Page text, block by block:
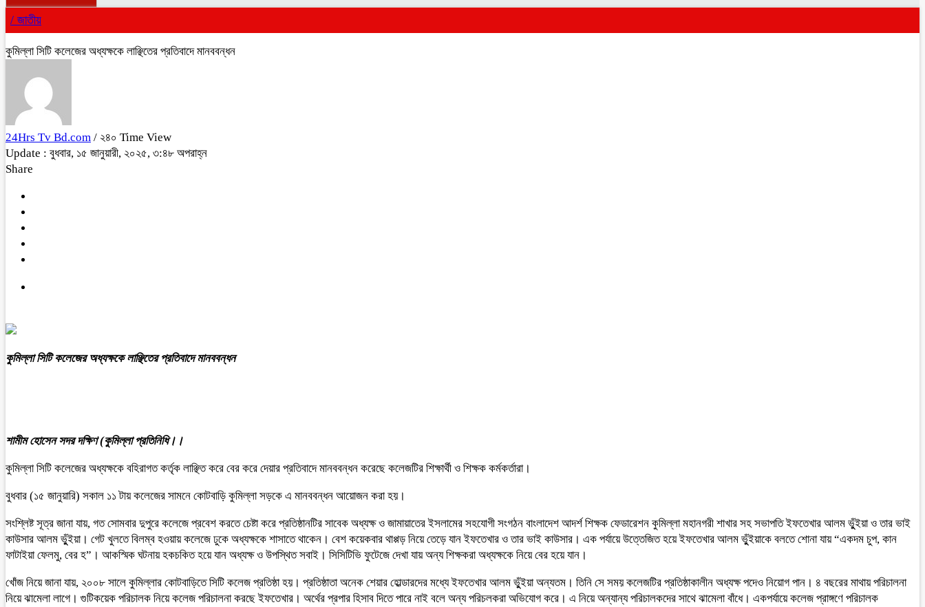
/ জাতীয়
কুমিল্লা সিটি কলেজের অধ্যক্ষকে লাঞ্ছিতের প্রতিবাদে মানববন্ধন
24Hrs Tv Bd.com / ২৪০ Time View
Update : বুধবার, ১৫ জানুয়ারী, ২০২৫, ৩:৪৮ অপরাহ্ন
Share
কুমিল্লা সিটি কলেজের অধ্যক্ষকে লাঞ্ছিতের প্রতিবাদে মানববন্ধন
শামীম হোসেন সদর দক্ষিণ (কুমিল্লা প্রতিনিধি।।
কুমিল্লা সিটি কলেজের অধ্যক্ষকে বহিরাগত কর্তৃক লাঞ্ছিত করে বের করে দেয়ার প্রতিবাদে মানববন্ধন করেছে কলেজটির শিক্ষার্থী ও শিক্ষক কর্মকর্তারা।
বুধবার (১৫ জানুয়ারি) সকাল ১১ টায় কলেজের সামনে কোটবাড়ি কুমিল্লা সড়কে এ মানববন্ধন আয়োজন করা হয়।
সংশ্লিষ্ট সূত্র জানা যায়, গত সোমবার দুপুরে কলেজে প্রবেশ করতে চেষ্টা করে প্রতিষ্ঠানটির সাবেক অধ্যক্ষ ও জামায়াতের ইসলামের সহযোগী সংগঠন বাংলাদেশ আদর্শ শিক্ষক ফেডারেশন কুমিল্লা মহানগরী শাখার সহ সভাপতি ইফতেখার আলম ভুুঁইয়া ও তার ভাই
কাউসার আলম ভুুঁইয়া। গেট খুলতে বিলম্ব হওয়ায় কলেজে ঢুকে অধ্যক্ষকে শাসাতে থাকেন। বেশ কয়েকবার থাপ্পড় নিয়ে তেড়ে যান ইফতেখার ও তার ভাই কাউসার। এক পর্যায়ে উত্তেজিত হয়ে ইফতেখার আলম ভুুঁইয়াকে বলতে শোনা যায় “একদম চুপ, কান
ফাটাইয়া ফেলমু, বের হ”। আকস্মিক ঘটনায় হকচকিত হয়ে যান অধ্যক্ষ ও উপস্থিত সবাই। সিসিটিভি ফুটেজে দেখা যায় অন্য শিক্ষকরা অধ্যক্ষকে নিয়ে বের হয়ে যান।
খোঁজ নিয়ে জানা যায়, ২০০৮ সালে কুমিল্লার কোটবাড়িতে সিটি কলেজ প্রতিষ্ঠা হয়। প্রতিষ্ঠাতা অনেক শেয়ার হোল্ডারদের মধ্যে ইফতেখার আলম ভুুঁইয়া অন্যতম। তিনি সে সময় কলেজটির প্রতিষ্ঠাকালীন অধ্যক্ষ পদেও নিয়োগ পান। ৪ বছরের মাথায় পরিচালনা
নিয়ে ঝামেলা লাগে। গুটিকয়েক পরিচালক নিয়ে কলেজ পরিচালনা করছে ইফতেখার। অর্থের প্রপার হিসাব দিতে পারে নাই বলে অন্য পরিচলকরা অভিযোগ করে। এ নিয়ে অন্যান্য পরিচালকদের সাথে ঝামেলা বাঁধে। একপর্যায়ে কলেজ প্রাঙ্গণে পরিচালক